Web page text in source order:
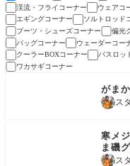
渓流・フライコーナー
ウェアコ
エギングコーナー
ソルトロッド
ブーツ・シューズコーナー
偏光
バッグコーナー
ウェーダーコー
クーラーBOXコーナー
バスロッ
ワカサギコーナー
がま
ス
寒メ
ま磯
ス